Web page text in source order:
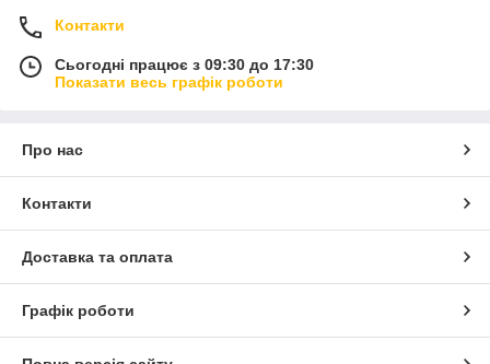
Контакти
Сьогодні працює з 09:30 до 17:30
Показати весь графік роботи
Про нас
Контакти
Доставка та оплата
Графік роботи